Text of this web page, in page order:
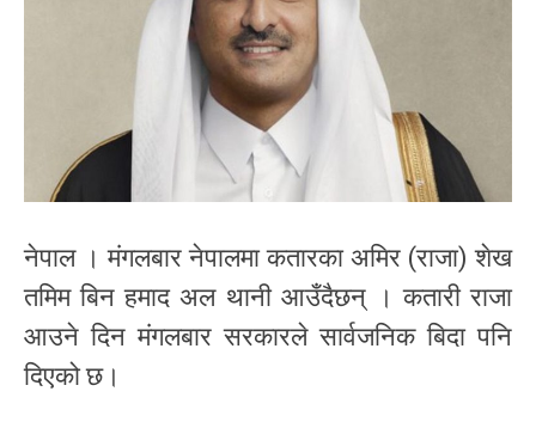
नेपाल । मंगलबार नेपालमा कतारका अमिर (राजा) शेख
तमिम बिन हमाद अल थानी आउँदैछन् ।​ कतारी राजा
आउने दिन मंगलबार सरकारले सार्वजनिक बिदा पनि
दिएको छ।